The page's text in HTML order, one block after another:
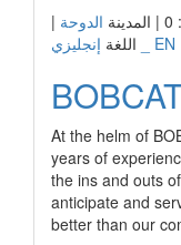
الدوحة |
اللغة إنجليزي _ EN
At the helm of
years of
the ins and outs
anticipate and
better than our